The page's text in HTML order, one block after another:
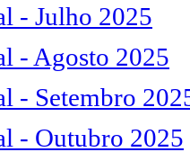
- Julho 2025
- Agosto 2025
- Setembro
- Outubro 2025